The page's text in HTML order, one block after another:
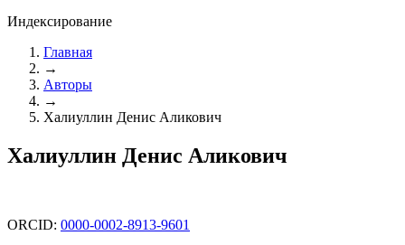
Индексирование
Главная
→
Авторы
→
Халиуллин Денис Аликович
Халиуллин Денис Аликович
ORCID: 0000-0002-8913-9601